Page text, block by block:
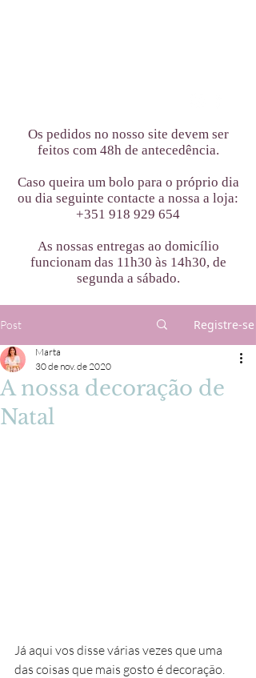
Os pedidos no nosso site devem ser
feitos com 48h de antecedência.
Caso queira um bolo para o próprio dia
ou dia seguinte contacte a nossa a loja:
+351 918 929 654
As nossas entregas ao domicílio
funcionam das 11h30 às 14h30, de
segunda a sábado.
Post Registre-se
A nossa decoração de
Natal
Marta
30 de nov. de 2020
Já aqui vos disse várias vezes que uma
das coisas que mais gosto é decoração.